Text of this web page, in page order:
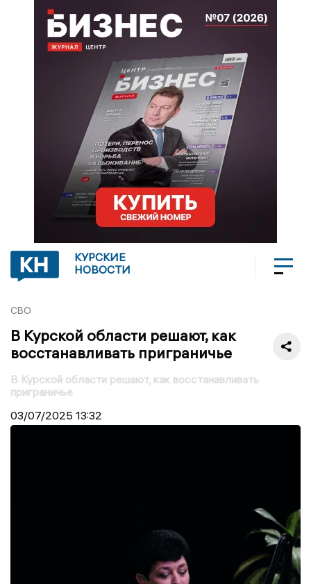
КУРСКИЕ
НОВОСТИ
СВО
В Курской области решают, как
восстанавливать приграничье
В Курской области решают, как восстанавливать
приграничье
03/07/2025 13:32